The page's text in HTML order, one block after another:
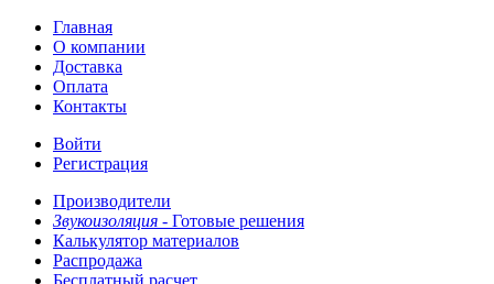
Главная
О компании
Доставка
Оплата
Контакты
Войти
Регистрация
Производители
Звукоизоляция - Готовые решения
Калькулятор материалов
Распродажа
Бесплатный расчет